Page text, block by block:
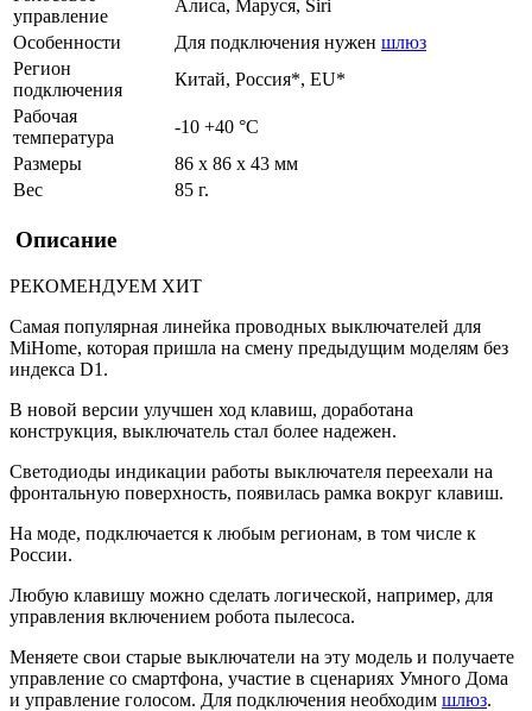
управление
Алиса, Маруся, Siri
Особенности
Для подключения нужен шлюз
Регион
подключения
Китай, Россия*, EU*
Рабочая
температура
-10 +40 °C
Размеры
86 х 86 х 43 мм
Вес
85 г.
Описание
РЕКОМЕНДУЕМ ХИТ
Самая популярная линейка проводных выключателей для
MiHome, которая пришла на смену предыдущим моделям без
индекса D1.
В новой версии улучшен ход клавиш, доработана
конструкция, выключатель стал более надежен.
Светодиоды индикации работы выключателя переехали на
фронтальную поверхность, появилась рамка вокруг клавиш.
На моде, подключается к любым регионам, в том числе к
России.
Любую клавишу можно сделать логической, например, для
управления включением робота пылесоса.
Меняете свои старые выключатели на эту модель и получаете
управление со смартфона, участие в сценариях Умного Дома
и управление голосом. Для подключения необходим шлюз.